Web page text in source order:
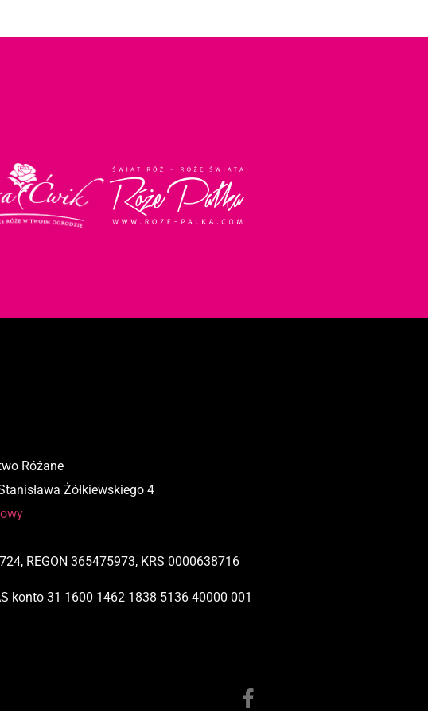
Różane
Żółkiewskiego 4
724, REGON 365475973, KRS 0000638716
konto31 1600 1462 1838 5136 40000 001